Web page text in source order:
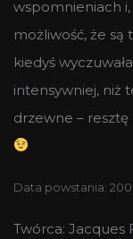
wspomnieniach
możliwość, że są
kiedyś
intensywniej, niż
drzewne – resztę
Data powstania:
Twórca: Jacques